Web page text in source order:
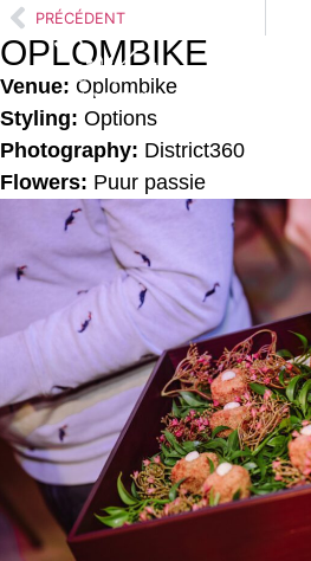
PRÉCÉDENT
OPLOMBIKE
Venue: Oplombike
Styling: Options
Photography: District360
Flowers: Puur passie